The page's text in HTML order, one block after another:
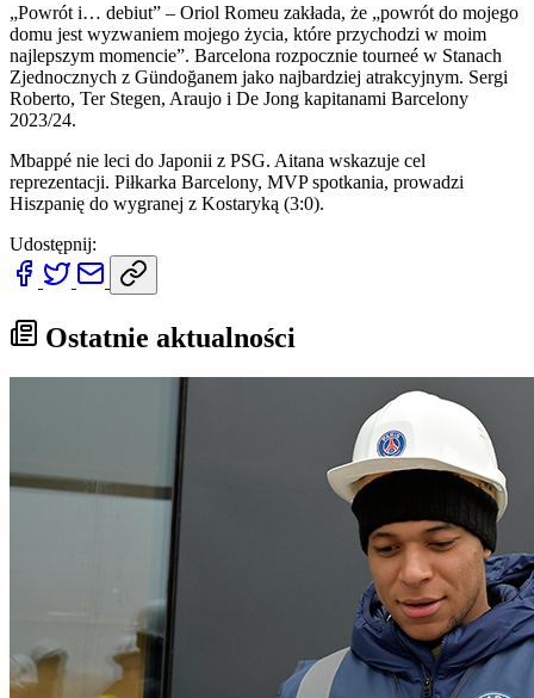
„Powrót i… debiut” – Oriol Romeu zakłada, że „powrót do mojego
domu jest wyzwaniem mojego życia, które przychodzi w moim
najlepszym momencie”. Barcelona rozpocznie tourneé w Stanach
Zjednocznych z Gündoğanem jako najbardziej atrakcyjnym. Sergi
Roberto, Ter Stegen, Araujo i De Jong kapitanami Barcelony
2023/24.
Mbappé nie leci do Japonii z PSG. Aitana wskazuje cel
reprezentacji. Piłkarka Barcelony, MVP spotkania, prowadzi
Hiszpanię do wygranej z Kostaryką (3:0).
Udostępnij:
Ostatnie aktualności